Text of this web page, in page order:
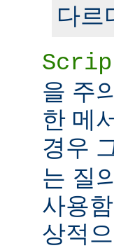
다르
을 주
한 메
경우
는 질
사용
상적